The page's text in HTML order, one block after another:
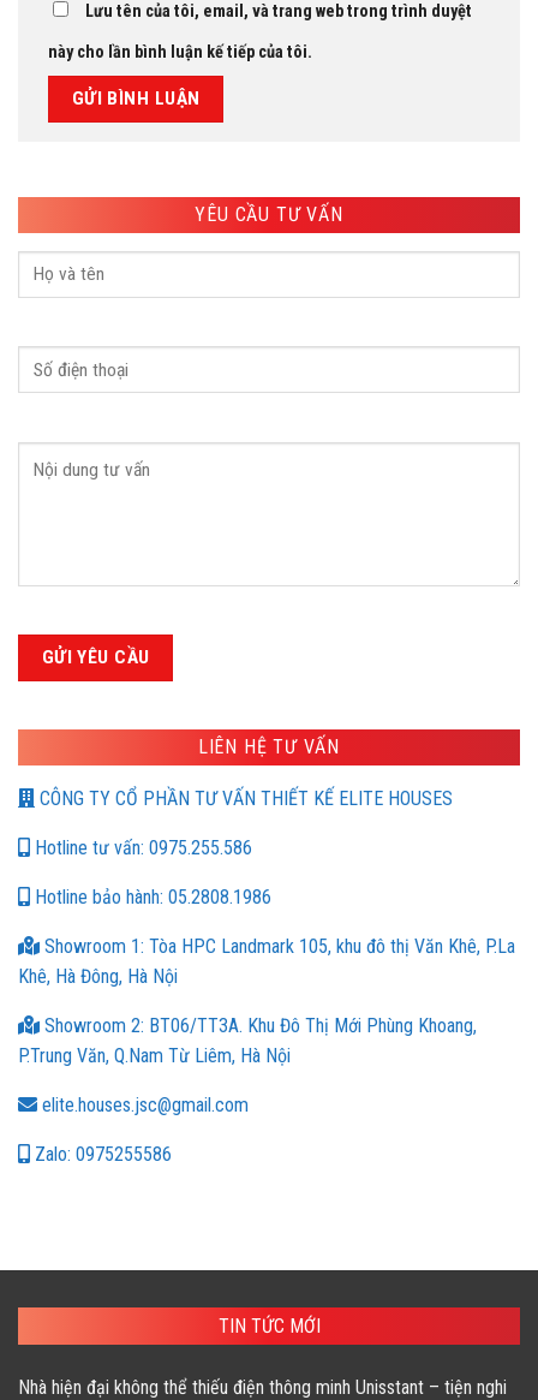
Lưu tên của tôi, email, và trang web trong trình duyệt
này cho lần bình luận kế tiếp của tôi.
YÊU CẦU TƯ VẤN
LIÊN HỆ TƯ VẤN
CÔNG TY CỔ PHẦN TƯ VẤN THIẾT KẾ ELITE HOUSES
Hotline tư vấn: 0975.255.586
Hotline bảo hành: 05.2808.1986
Showroom 1: Tòa HPC Landmark 105, khu đô thị Văn Khê, P.La
Khê, Hà Đông, Hà Nội
Showroom 2: BT06/TT3A. Khu Đô Thị Mới Phùng Khoang,
P.Trung Văn, Q.Nam Từ Liêm, Hà Nội
elite.houses.jsc@gmail.com
Zalo: 0975255586
TIN TỨC MỚI
Nhà hiện đại không thể thiếu điện thông minh Unisstant – tiện nghi